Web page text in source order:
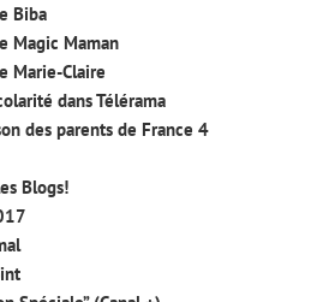
Biba
Magic Maman
Marie-Claire
dans Télérama
des parents de France 4
Blogs!